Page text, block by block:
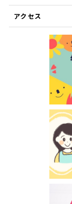
アクセス